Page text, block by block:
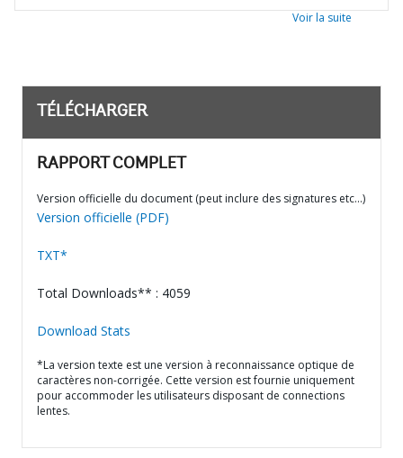
Voir la suite
TÉLÉCHARGER
RAPPORT COMPLET
Version officielle du document (peut inclure des signatures etc…)
Version officielle (PDF)
TXT*
Total Downloads** : 4059
Download Stats
*La version texte est une version à reconnaissance optique de
caractères non-corrigée. Cette version est fournie uniquement
pour accommoder les utilisateurs disposant de connections
lentes.